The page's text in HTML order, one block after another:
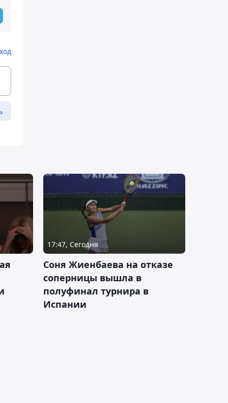
17:47, Сегодня
Соня Жиенбаева на отказе
соперницы вышла в
полуфинал турнира в
Испании